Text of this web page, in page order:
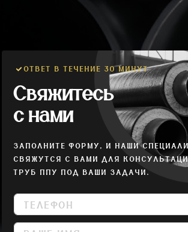
ОТВЕТ В ТЕЧЕНИЕ 30 МИНУТ
Свяжитесь
с нами
ЗАПОЛНИТЕ ФОРМУ, И НАШИ
СВЯЖУТСЯ С ВАМИ ДЛЯ
ТРУБ ППУ ПОД ВАШИ ЗАДАЧИ.